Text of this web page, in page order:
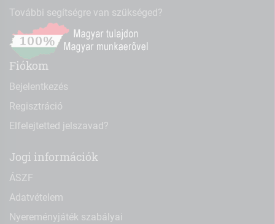
További segítségre van szükséged?
Fiókom
Bejelentkezés
Regisztráció
Elfelejtetted jelszavad?
Jogi információk
ÁSZF
Adatvételem
Nyereményjáték szabályai